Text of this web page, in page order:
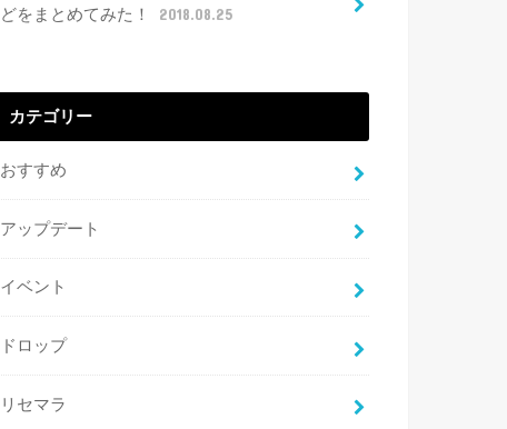
どをまとめてみた！
2018.08.25
カテゴリー
おすすめ
アップデート
イベント
ドロップ
リセマラ